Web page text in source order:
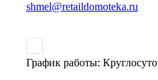
shmel@retaildomoteka.ru
График работы: